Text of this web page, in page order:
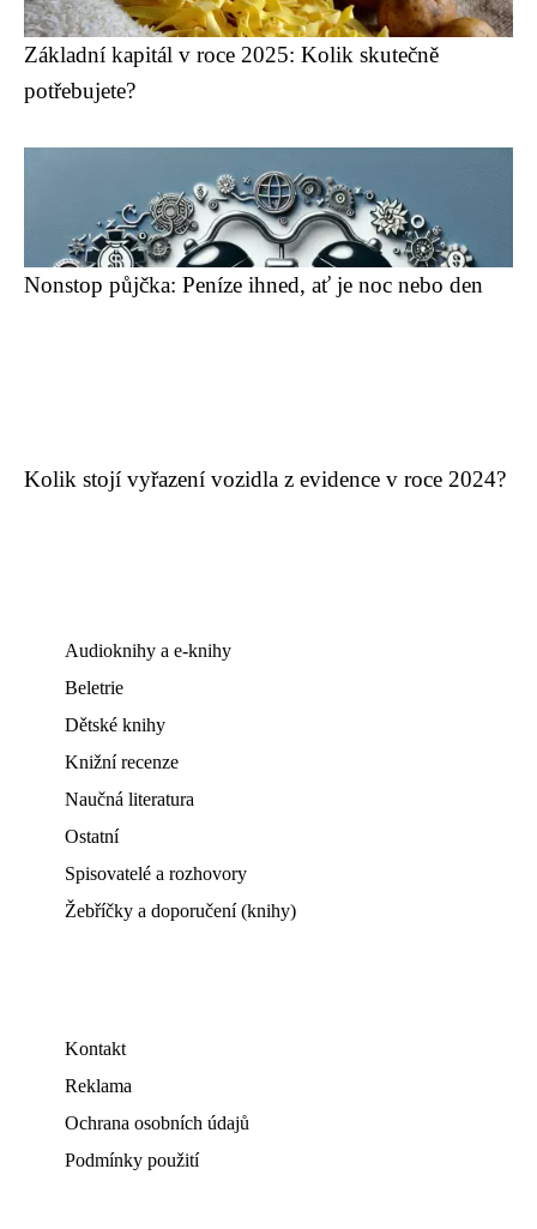
Základní kapitál v roce 2025: Kolik skutečně
potřebujete?
Nonstop půjčka: Peníze ihned, ať je noc nebo den
Kolik stojí vyřazení vozidla z evidence v roce 2024?
Audioknihy a e-knihy
Beletrie
Dětské knihy
Knižní recenze
Naučná literatura
Ostatní
Spisovatelé a rozhovory
Žebříčky a doporučení (knihy)
Kontakt
Reklama
Ochrana osobních údajů
Podmínky použití